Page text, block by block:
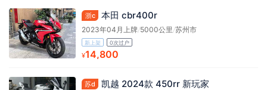
浙c 本田 cbr400r
2023年04月上牌/5000公里 /苏州市
新上架 0次过户
¥14,800
苏d 凯越 2024款 450rr 新玩家